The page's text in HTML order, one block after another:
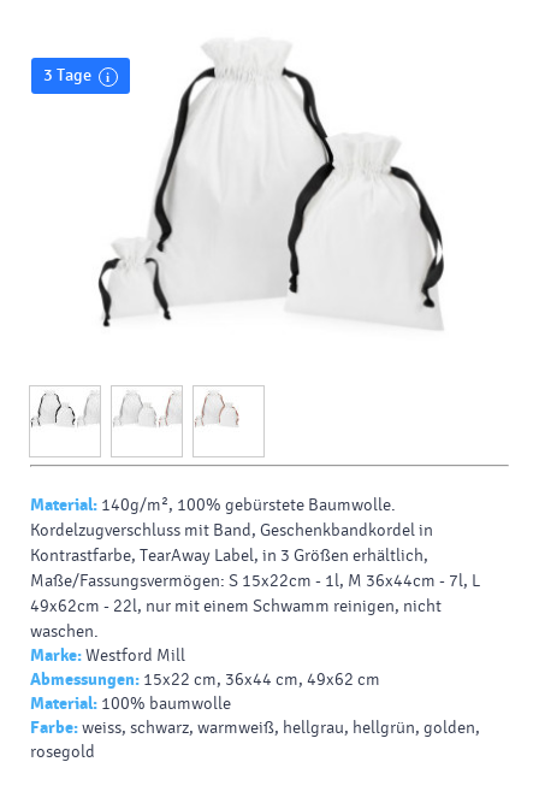
3 Tage
Material: 140g/m², 100% gebürstete Baumwolle.
Kordelzugverschluss mit Band, Geschenkbandkordel in
Kontrastfarbe, TearAway Label, in 3 Größen erhältlich,
Maße/Fassungsvermögen: S 15x22cm - 1l, M 36x44cm - 7l, L
49x62cm - 22l, nur mit einem Schwamm reinigen, nicht
waschen.
Marke:Westford Mill
Abmessungen: 15x22 cm, 36x44 cm, 49x62 cm
Material: 100% baumwolle
Farbe:weiss, schwarz, warmweiß, hellgrau, hellgrün, golden,
rosegold